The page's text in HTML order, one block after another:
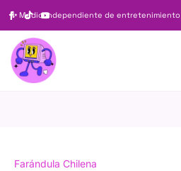
✨ Medio independiente de entretenimiento
Farándula Chilena